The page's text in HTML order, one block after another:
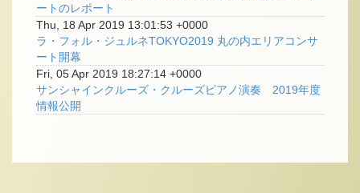
ートのレポート
Thu, 18 Apr 2019 13:01:53 +0000
ラ・フォル・ジュルネTOKYO2019 丸の内エリアコンサ
ート開幕
Fri, 05 Apr 2019 18:27:14 +0000
サンシャインクルーズ・クルーズピアノ演奏 2019年度
情報公開